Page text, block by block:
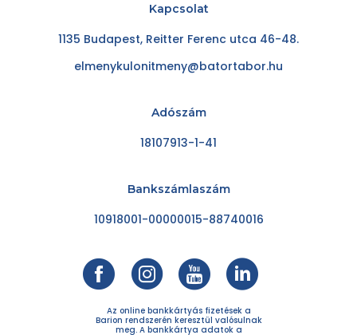
Kapcsolat
1135 Budapest, Reitter Ferenc utca 46-48.
elmenykulonitmeny@batortabor.hu
Adószám
18107913-1-41
Bankszámlaszám
10918001-00000015-88740016
Az online bankkártyás fizetések a
Barion rendszerén keresztül valósulnak
meg. A bankkártya adatok a